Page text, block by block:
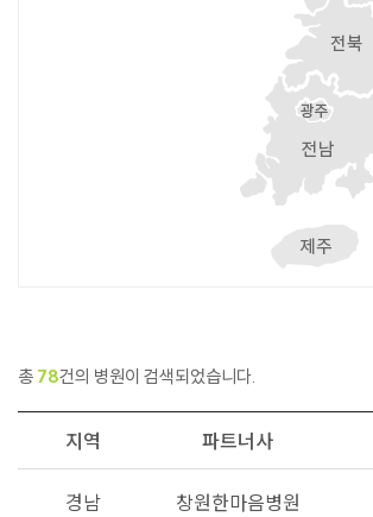
총 78건의 병원이 검색되었습니다.
지역 파트너사
경남 창원한마음병원